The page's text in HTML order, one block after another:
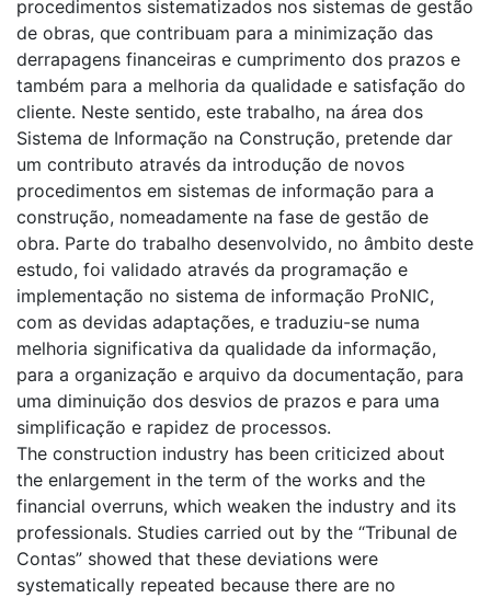
procedimentos sistematizados nos sistemas de gestão
de obras, que contribuam para a minimização das
derrapagens financeiras e cumprimento dos prazos e
também para a melhoria da qualidade e satisfação do
cliente. Neste sentido, este trabalho, na área dos
Sistema de Informação na Construção, pretende dar
um contributo através da introdução de novos
procedimentos em sistemas de informação para a
construção, nomeadamente na fase de gestão de
obra. Parte do trabalho desenvolvido, no âmbito deste
estudo, foi validado através da programação e
implementação no sistema de informação ProNIC,
com as devidas adaptações, e traduziu-se numa
melhoria significativa da qualidade da informação,
para a organização e arquivo da documentação, para
uma diminuição dos desvios de prazos e para uma
simplificação e rapidez de processos.
The construction industry has been criticized about
the enlargement in the term of the works and the
financial overruns, which weaken the industry and its
professionals. Studies carried out by the “Tribunal de
Contas” showed that these deviations were
systematically repeated because there are no